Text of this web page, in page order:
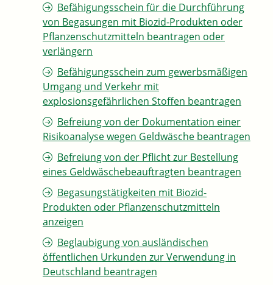
Befähigungsschein für die Durchführung
von Begasungen mit Biozid-Produkten oder
Pflanzenschutzmitteln beantragen oder
verlängern
Befähigungsschein zum gewerbsmäßigen
Umgang und Verkehr mit
explosionsgefährlichen Stoffen beantragen
Befreiung von der Dokumentation einer
Risikoanalyse wegen Geldwäsche beantragen
Befreiung von der Pflicht zur Bestellung
eines Geldwäschebeauftragten beantragen
Begasungstätigkeiten mit Biozid-
Produkten oder Pflanzenschutzmitteln
anzeigen
Beglaubigung von ausländischen
öffentlichen Urkunden zur Verwendung in
Deutschland beantragen